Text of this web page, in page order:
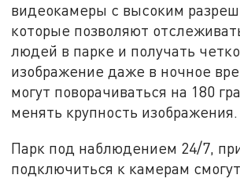
видеокамеры с высоким
которые позволяют
людей в парке и получать
изображение даже в ночное
могут поворачиваться на 180
менять крупность изображения.
Парк под наблюдением 24/7,
подключиться к камерам